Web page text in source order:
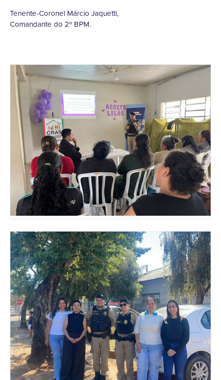
Tenente-Coronel Márcio Jaquetti,
Comandante do 2º BPM.